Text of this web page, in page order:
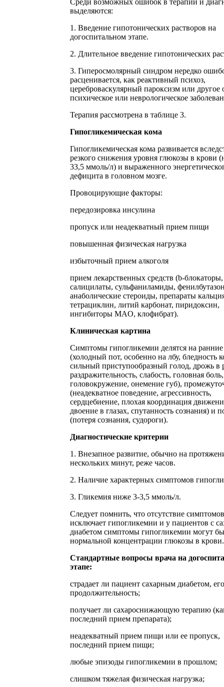
Среди возможных ошибок в терапии и
выделяются:
1. Введение гипотонических растворов на
догоспитальном этапе.
2. Длительное введение гипотонических
3. Гиперосмолярный синдром нередко
расценивается, как реактивный психоз,
цереброваскулярный пароксизм или другое
психическое или неврологическое
Терапия рассмотрена в таблице 3.
Гипогликемическая кома
Гипогликемическая кома развивается
резкого снижения уровня глюкозы в крови
33,5 ммоль/л) и выраженного
дефицита в головном мозге.
Провоцирующие факторы:
передозировка инсулина
пропуск или неадекватный прием пищи
повышенная физическая нагрузка
избыточный прием алкоголя
прием лекарственных средств (b-блокаторы,
салицилаты, сульфаниламиды,
анаболические стероиды, препараты
тетрациклин, литий карбонат, пиридоксин,
ингибиторы MAO, клофибрат).
Клиническая картина
Симптомы гипогликемии делятся на ранние
(холодный пот, особенно на лбу, бледность
сильный приступообразный голод, дрожь в
раздражительность, слабость, головная боль,
головокружение, онемение губ),
(неадекватное поведение, агрессивность,
сердцебиение, плохая координация
двоение в глазах, спутанность сознания) и
(потеря сознания, судороги).
Диагностические критерии
1. Внезапное развитие, обычно на
нескольких минут, реже часов.
2. Наличие характерных симптомов
3. Гликемия ниже 3-3,5 ммоль/л.
Следует помнить, что отсутствие
исключает гипогликемии и у пациентов с
диабетом симптомы гипогликемии могут
нормальной концентрации глюкозы в крови.
Стандартные вопросы врача на
этапе:
страдает ли пациент сахарным диабетом, его
продолжительность;
получает ли сахароснижающую терапию
последний прием препарата);
неадекватный прием пищи или ее пропуск,
последний прием пищи;
любые эпизоды гипогликемии в прошлом;
слишком тяжелая физическая нагрузка;